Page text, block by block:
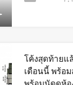
โค้งสุดท้ายแ
เดือนนี้ พร้อ